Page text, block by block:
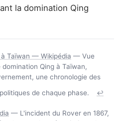
la domination Qing
Taïwan — Wikipédia — Vue
Qing à Taïwan,
une chronologie des
de chaque phase.
↩
— L'incident du Rover en 1867,